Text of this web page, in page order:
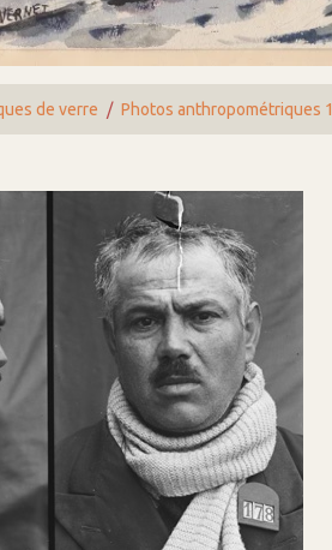
de verre Photos anthropométriques 1